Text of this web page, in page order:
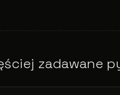
zadawane